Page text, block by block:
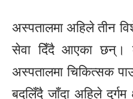
अस्पतालमा अहिले तीन
सेवा दिँदै आएका छन्।
अस्पतालमा चिकित्सक
बदलिँदै जाँदा अहिले